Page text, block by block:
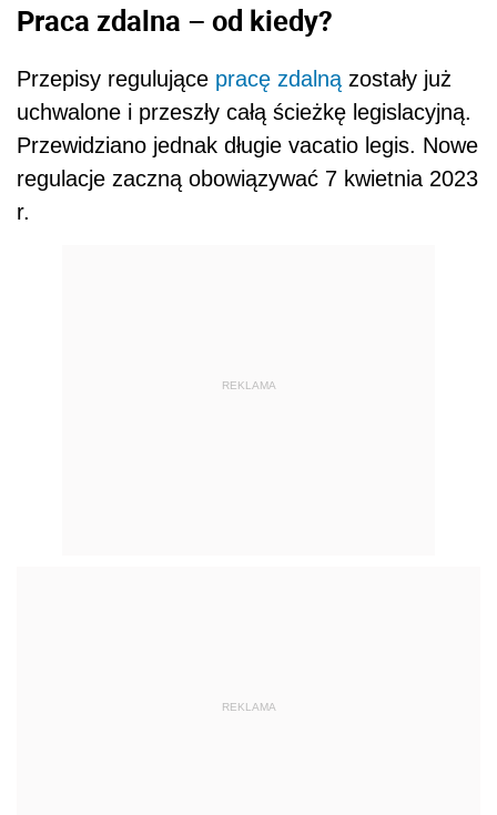
Praca zdalna – od kiedy?
Przepisy regulujące pracę zdalną zostały już
uchwalone i przeszły całą ścieżkę legislacyjną.
Przewidziano jednak długie vacatio legis. Nowe
regulacje zaczną obowiązywać 7 kwietnia 2023
r.
REKLAMA
REKLAMA